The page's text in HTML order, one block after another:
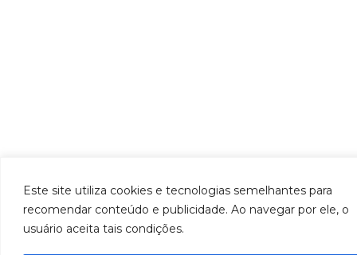
Este site utiliza cookies e tecnologias semelhantes para
recomendar conteúdo e publicidade. Ao navegar por ele, o
usuário aceita tais condições.